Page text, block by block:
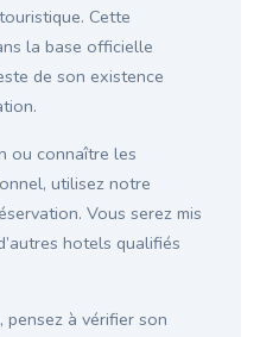
Cette
la base officielle
de son existence
ou connaître les
utilisez notre
Vous serez mis
hotels qualifiés
à vérifier son